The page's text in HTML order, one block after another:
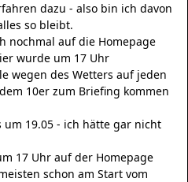
dazu - also bin ich davon
so bleibt.
nochmal auf die Homepage
wurde um 17 Uhr
wegen des Wetters auf jeden
10er zum Briefing kommen
um 19.05 - ich hätte gar nicht
17 Uhr auf der Homepage
schon am Start vom